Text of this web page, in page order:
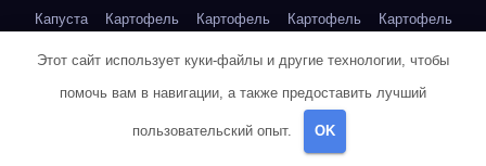
Капуста Картофель Картофель Картофель Картофель
Картофель Картофель Картофель Картофель
Картофель
Кейптаун
Этот сайт использует куки-файлы и другие технологии, чтобы
помочь вам в навигации, а также предоставить лучший
пользовательский опыт. OK